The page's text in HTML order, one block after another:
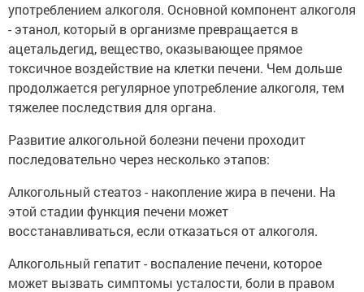
употреблением алкоголя. Основной компонент алкоголя
- этанол, который в организме превращается в
ацетальдегид, вещество, оказывающее прямое
токсичное воздействие на клетки печени. Чем дольше
продолжается регулярное употребление алкоголя, тем
тяжелее последствия для органа.
Развитие алкогольной болезни печени проходит
последовательно через несколько этапов:
Алкогольный стеатоз - накопление жира в печени. На
этой стадии функция печени может
восстанавливаться, если отказаться от алкоголя.
Алкогольный гепатит - воспаление печени, которое
может вызвать симптомы усталости, боли в правом